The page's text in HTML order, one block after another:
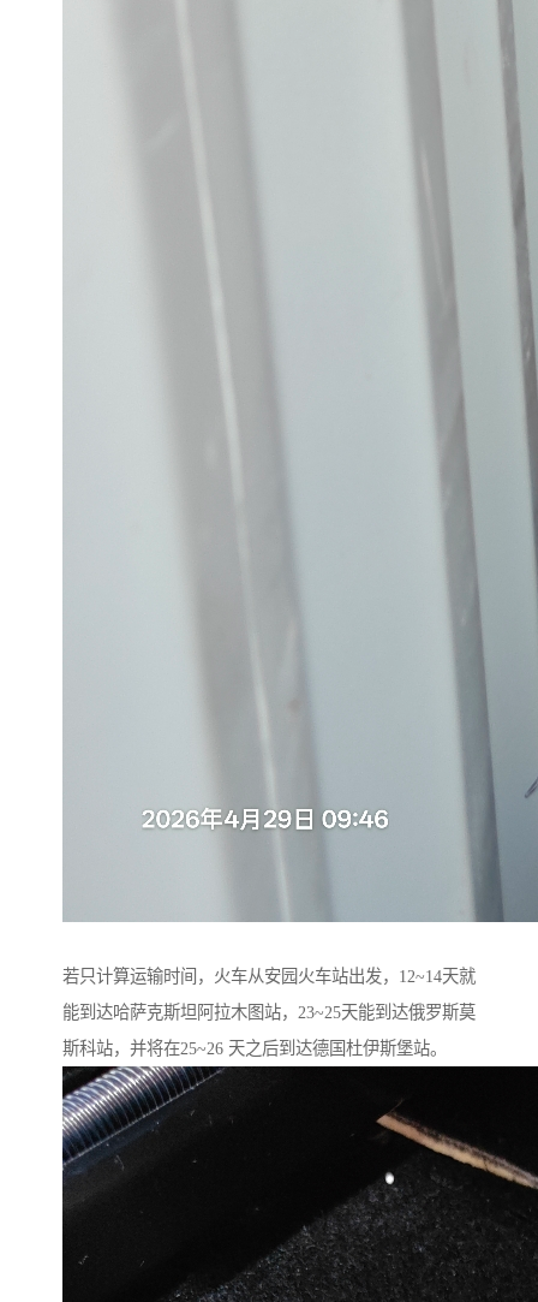
若只计算运输时间，火车从安园火车站出发，12~14天就
能到达哈萨克斯坦阿拉木图站，23~25天能到达俄罗斯莫
斯科站，并将在25~26 天之后到达德国杜伊斯堡站。